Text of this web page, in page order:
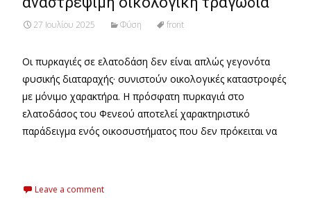
27 Ιουλίου 2025 Φύση front
Οι πυρκαγιές σε ελατοδάση δεν είναι απλώς γεγονότα
φυσικής διαταραχής· συνιστούν οικολογικές καταστροφές
με μόνιμο χαρακτήρα. Η πρόσφατη πυρκαγιά στο
ελατοδάσος του Φενεού αποτελεί χαρακτηριστικό
παράδειγμα ενός οικοσυστήματος που δεν πρόκειται να
Leave a comment